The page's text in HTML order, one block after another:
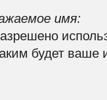
имя:
будет